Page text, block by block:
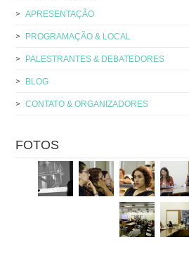
APRESENTAÇÃO
PROGRAMAÇÃO & LOCAL
PALESTRANTES & DEBATEDORES
BLOG
CONTATO & ORGANIZADORES
FOTOS